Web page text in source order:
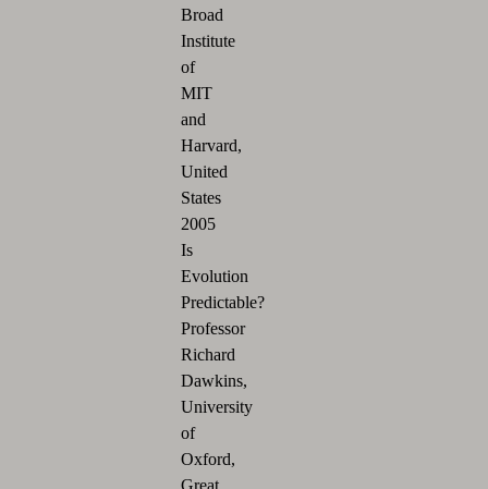
Broad
Institute
of
MIT
and
Harvard,
United
States
2005
Is
Evolution
Predictable?
Professor
Richard
Dawkins,
University
of
Oxford,